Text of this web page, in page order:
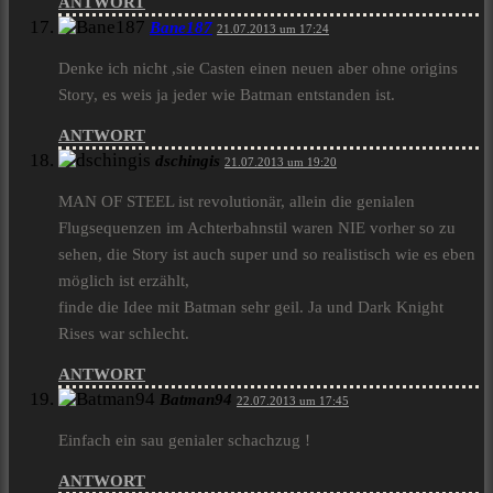
Bane187 21.07.2013 um 17:24
Denke ich nicht ,sie Casten einen neuen aber ohne origins
Story, es weis ja jeder wie Batman entstanden ist.
ANTWORT
dschingis 21.07.2013 um 19:20
MAN OF STEEL ist revolutionär, allein die genialen
Flugsequenzen im Achterbahnstil waren NIE vorher so zu
sehen, die Story ist auch super und so realistisch wie es eben
möglich ist erzählt,
finde die Idee mit Batman sehr geil. Ja und Dark Knight
Rises war schlecht.
ANTWORT
Batman94 22.07.2013 um 17:45
Einfach ein sau genialer schachzug !
ANTWORT